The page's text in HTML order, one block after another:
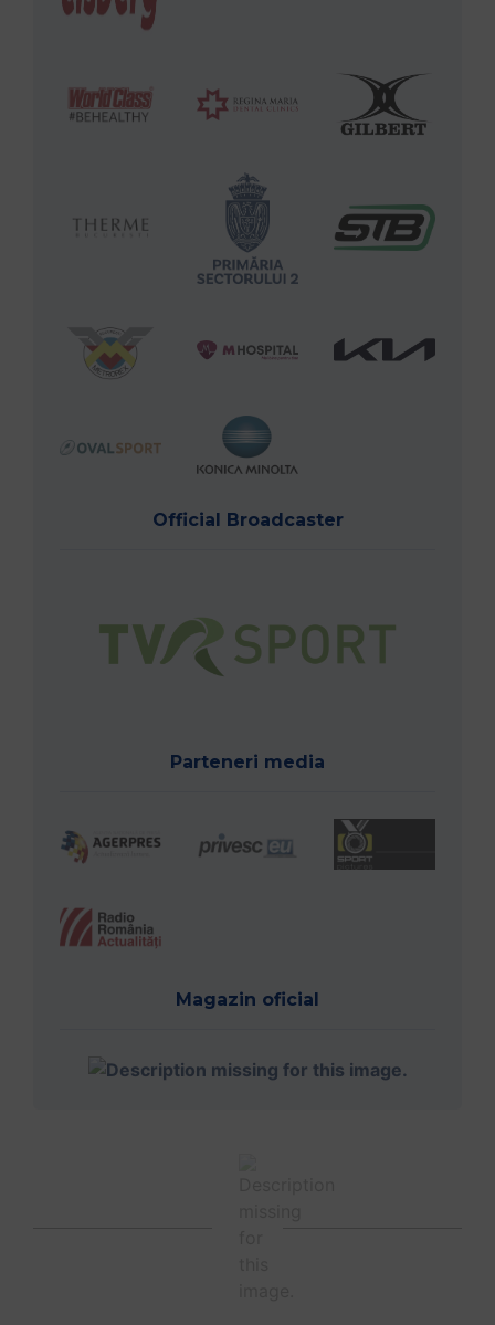
Official Broadcaster
Parteneri media
Magazin oficial